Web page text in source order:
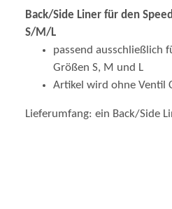
Back/Side Liner für den
S/M/L
passend ausschließlich
Größen S, M und L
Artikel wird ohne Ventil
Lieferumfang: ein Back/Side